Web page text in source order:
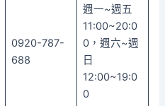
0920-787-
688
週一~週五
11:00~20:0
0，週六~週
日
12:00~19:0
0